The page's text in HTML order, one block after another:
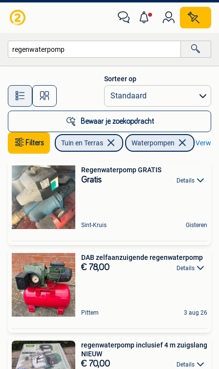
Alle afstanden…
Sorteer op
Bewaar je zoekopdracht
Filters Tuin en Terras Waterpompen
Regenwaterpomp GRATIS
Gratis Details
Sint-Kruis Gisteren
DAB zelfaanzuigende regenwaterpomp
€ 78,00 Details
Pittem 3 aug 26
regenwaterpomp inclusief 4 m zuigslang
NIEUW
€ 70,00 Details